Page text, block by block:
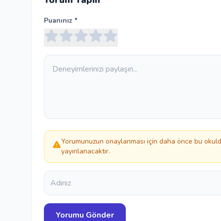
Puanınız *
Yorumunuzun onaylanması için daha önce bu
yayınlanacaktır.